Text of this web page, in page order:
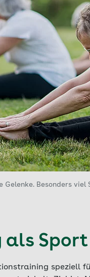
Besonders viel
Sport
speziell